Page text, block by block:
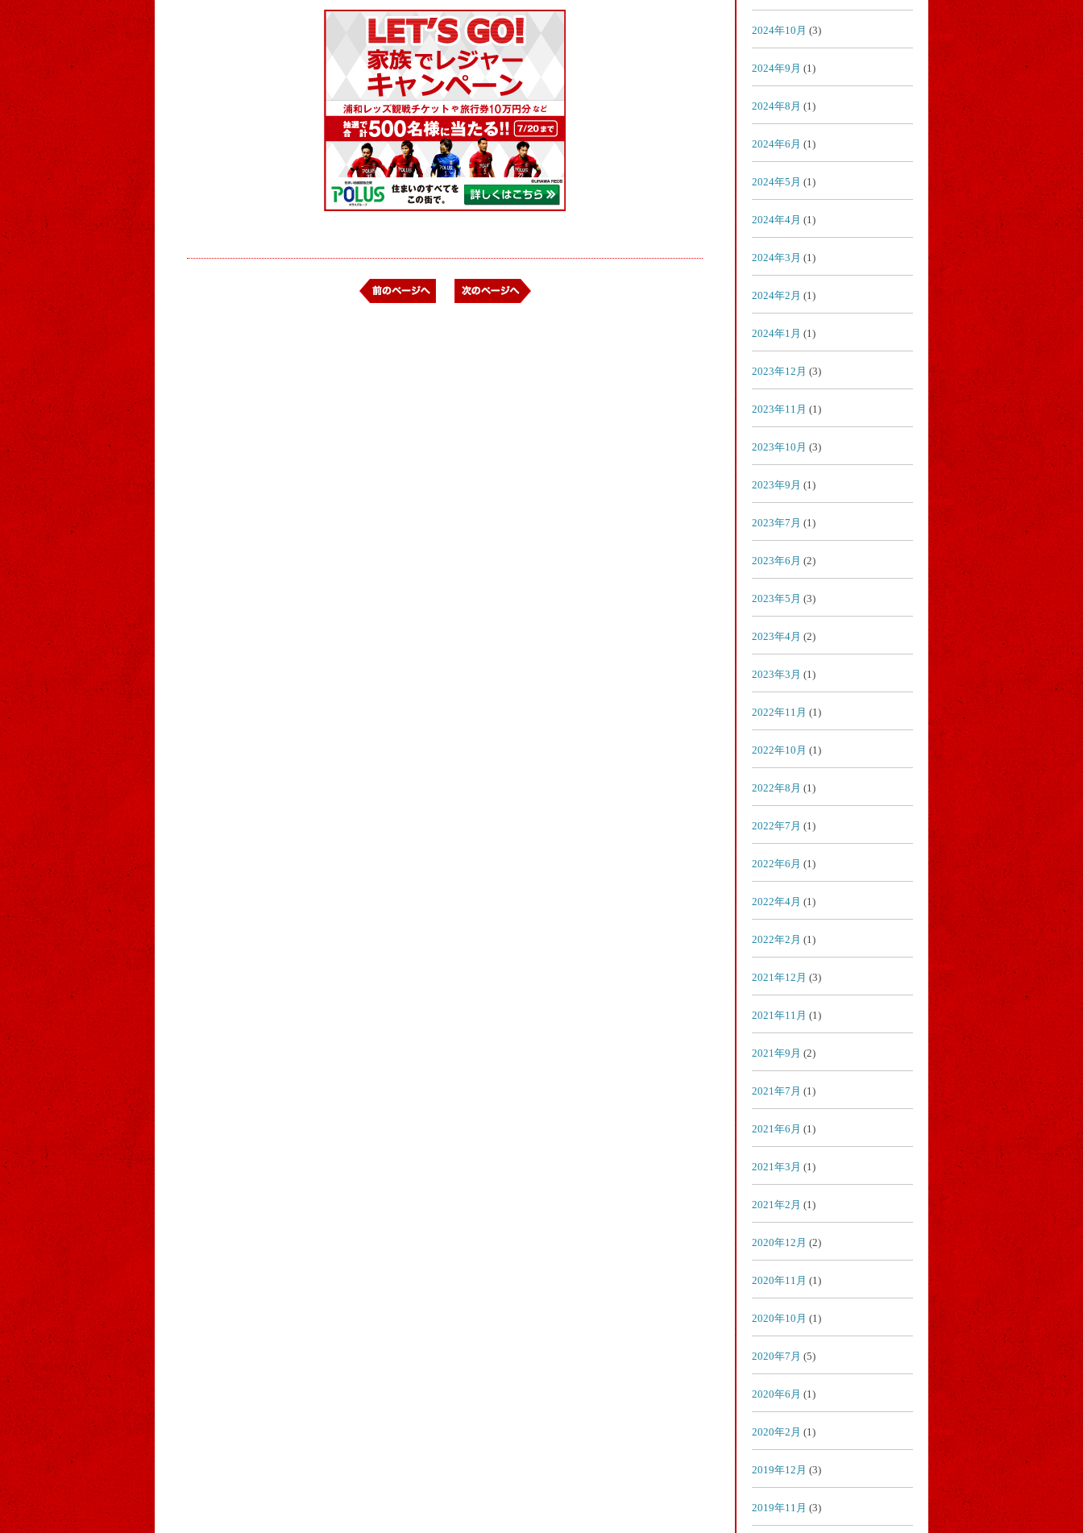
2024年10月 (3)
2024年9月 (1)
2024年8月 (1)
2024年6月 (1)
2024年5月 (1)
2024年4月 (1)
2024年3月 (1)
2024年2月 (1)
2024年1月 (1)
2023年12月 (3)
2023年11月 (1)
2023年10月 (3)
2023年9月 (1)
2023年7月 (1)
2023年6月 (2)
2023年5月 (3)
2023年4月 (2)
2023年3月 (1)
2022年11月 (1)
2022年10月 (1)
2022年8月 (1)
2022年7月 (1)
2022年6月 (1)
2022年4月 (1)
2022年2月 (1)
2021年12月 (3)
2021年11月 (1)
2021年9月 (2)
2021年7月 (1)
2021年6月 (1)
2021年3月 (1)
2021年2月 (1)
2020年12月 (2)
2020年11月 (1)
2020年10月 (1)
2020年7月 (5)
2020年6月 (1)
2020年2月 (1)
2019年12月 (3)
2019年11月 (3)